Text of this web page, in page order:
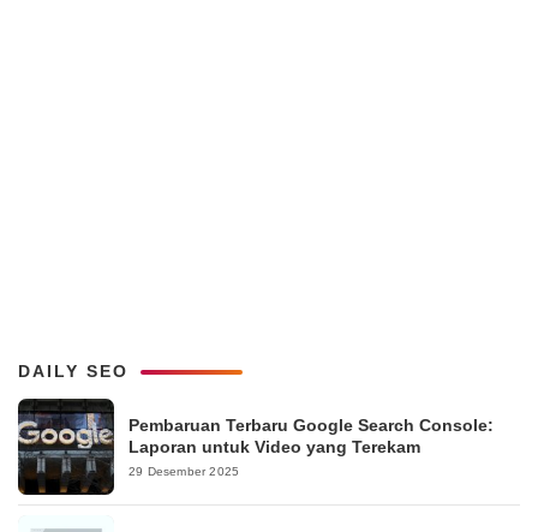
DAILY SEO
Pembaruan Terbaru Google Search Console:
Laporan untuk Video yang Terekam
29 Desember 2025